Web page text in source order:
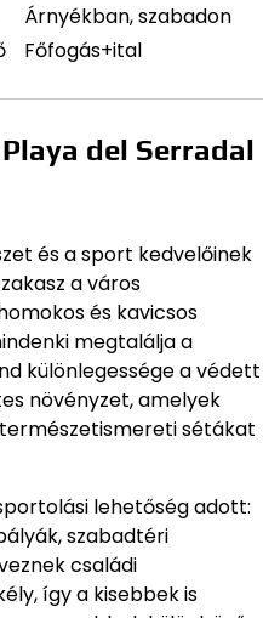
Árnyékban, szabadon
Főfogás+ital
del Serradal
és a sport kedvelőinek
a város
és kavicsos
megtalálja a
különlegessége a védett
növényzet, amelyek
sétákat
lehetőség adott:
szabadtéri
családi
így a kisebbek is